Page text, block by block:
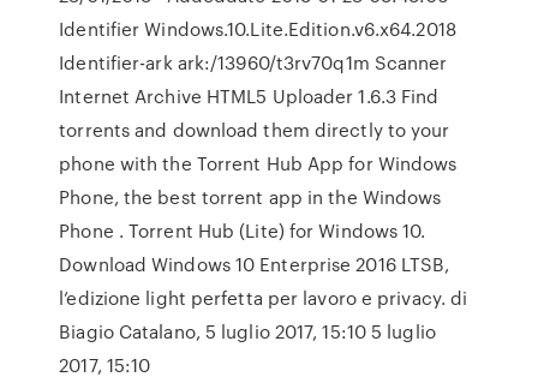
Identifier Windows.10.Lite.Edition.v6.x64.2018
Identifier-ark ark:/13960/t3rv70q1m Scanner
Internet Archive HTML5 Uploader 1.6.3 Find
torrents and download them directly to your
phone with the Torrent Hub App for Windows
Phone, the best torrent app in the Windows
Phone . Torrent Hub (Lite) for Windows 10.
Download Windows 10 Enterprise 2016 LTSB,
l’edizione light perfetta per lavoro e privacy. di
Biagio Catalano, 5 luglio 2017, 15:10 5 luglio
2017, 15:10